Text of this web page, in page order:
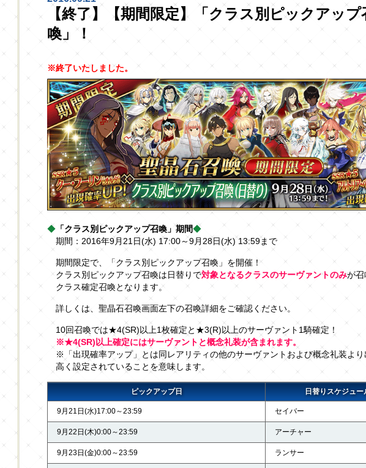
【終了】【期間限定】「クラス別ピックアップ
喚」！
※終了いたしました。
◆ 「クラス別ピックアップ召喚」期間◆
期間：2016年9月21日(水) 17:00～9月28日(水) 13:59まで
期間限定で、「クラス別ピックアップ召喚」を開催！
クラス別ピックアップ召喚は日替りで対象となるクラスのサーヴァントのみが
クラス確定召喚となります。
詳しくは、聖晶石召喚画面左下の召喚詳細をご確認ください。
10回召喚では★4(SR)以上1枚確定と★3(R)以上のサーヴァント1騎確定！
※★4(SR)以上確定にはサーヴァントと概念礼装が含まれます。
※「出現確率アップ」とは同レアリティの他のサーヴァントおよび概念礼装よ
高く設定されていることを意味します。
ピックアップ日 日替りスケジュー
9月21日(水)17:00～23:59 セイバー
9月22日(木)0:00～23:59 アーチャー
9月23日(金)0:00～23:59 ランサー